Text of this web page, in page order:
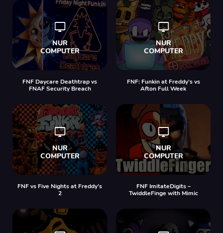
FNF Daycare Deathtrap vs
FNAF Security Breach
FNF: Funkin at Freddy’s vs
Afton Full Week
FNF vs Five Nights at Freddy’s
2
FNF ImitateDigits –
TwiddleFinge with Mimic